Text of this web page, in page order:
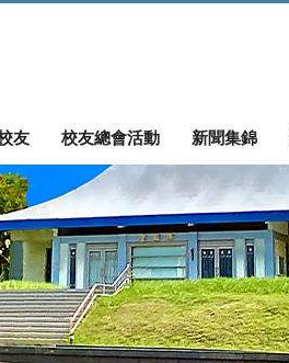
友 校友總會活動 新聞集錦